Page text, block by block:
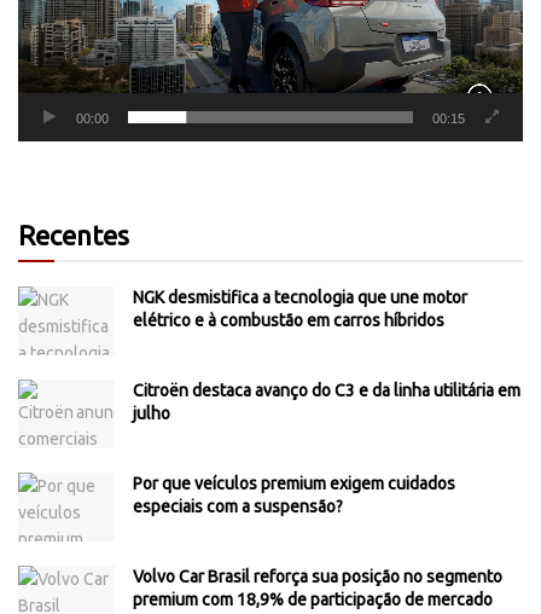
00:00 00:15
Recentes
NGK desmistifica a tecnologia que une motor
elétrico e à combustão em carros híbridos
Citroën destaca avanço do C3 e da linha utilitária em
julho
Por que veículos premium exigem cuidados
especiais com a suspensão?
Volvo Car Brasil reforça sua posição no segmento
premium com 18,9% de participação de mercado